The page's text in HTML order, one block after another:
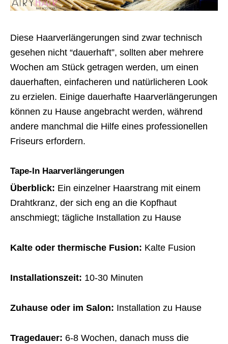
Diese Haarverlängerungen sind zwar technisch
gesehen nicht “dauerhaft”, sollten aber mehrere
Wochen am Stück getragen werden, um einen
dauerhaften, einfacheren und natürlicheren Look
zu erzielen. Einige dauerhafte Haarverlängerungen
können zu Hause angebracht werden, während
andere manchmal die Hilfe eines professionellen
Friseurs erfordern.
Tape-In Haarverlängerungen
Überblick: Ein einzelner Haarstrang mit einem
Drahtkranz, der sich eng an die Kopfhaut
anschmiegt; tägliche Installation zu Hause
Kalte oder thermische Fusion: Kalte Fusion
Installationszeit: 10-30 Minuten
Zuhause oder im Salon: Installation zu Hause
Tragedauer: 6-8 Wochen, danach muss die